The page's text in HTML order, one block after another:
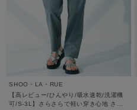
SHOO・LA・RUE
【高レビュー/ひんやり/吸水速乾/洗濯機
可/S-3L】さらさらで軽い穿き心地 さら